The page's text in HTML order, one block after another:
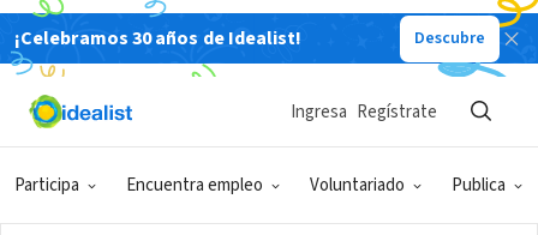
¡Celebramos 30 años de Idealist! Descubre
Participa Encuentra empleo Voluntariado Publica
Ingresa Regístrate
Asociación Civil Peldaños
Vicente López, B, Argentina asociacionpeldanios.org.ar